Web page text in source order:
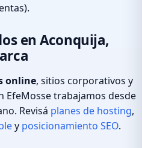
en Aconquija,
online, sitios corporativos y
EfeMosse trabajamos desde
Revisá planes de hosting,
y posicionamiento SEO.